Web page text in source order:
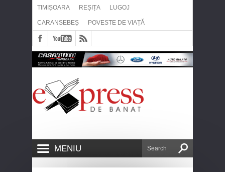
TIMIȘOARA REȘIȚA LUGOJ
CARANSEBEȘ POVESTE DE VIAȚĂ
MENIU